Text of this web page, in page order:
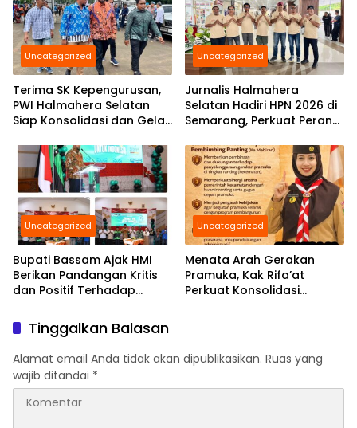
Uncategorized
Terima SK Kepengurusan,
PWI Halmahera Selatan
Siap Konsolidasi dan Gelar
Ramadhan
Uncategorized
Jurnalis Halmahera
Selatan Hadiri HPN 2026 di
Semarang, Perkuat Peran
Nasional
Uncategorized
Bupati Bassam Ajak HMI
Berikan Pandangan Kritis
dan Positif Terhadap
Daerah Yang Di Hadapi
Bersama
Uncategorized
Menata Arah Gerakan
Pramuka, Kak Rifa’at
Perkuat Konsolidasi
Tinggalkan Balasan
Alamat email Anda tidak akan dipublikasikan. Ruas yang
wajib ditandai *